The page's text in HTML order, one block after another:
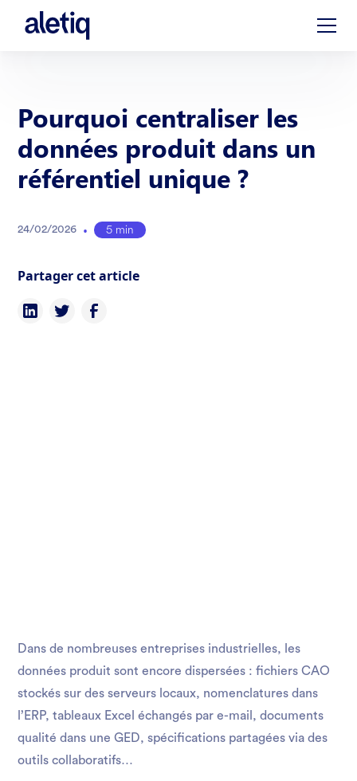
Pourquoi centraliser les
données produit dans un
référentiel unique ?
24/02/2026 • 5 min
Partager cet article
Dans de nombreuses entreprises industrielles, les
données produit sont encore dispersées : fichiers CAO
stockés sur des serveurs locaux, nomenclatures dans
l’ERP, tableaux Excel échangés par e-mail, documents
qualité dans une GED, spécifications partagées via des
outils collaboratifs…